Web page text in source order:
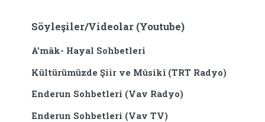
Söyleşiler/Videolar (Youtube)
A'mâk- Hayal Sohbetleri
Kültürümüzde Şiir ve Mûsikî (TRT Radyo)
Enderun Sohbetleri (Vav Radyo)
Enderun Sohbetleri (Vav TV)